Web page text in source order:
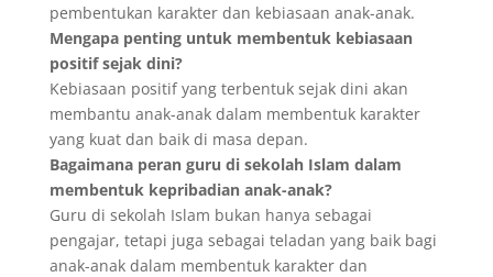
pembentukan karakter dan kebiasaan anak-anak.
Mengapa penting untuk membentuk kebiasaan
positif sejak dini?
Kebiasaan positif yang terbentuk sejak dini akan
membantu anak-anak dalam membentuk karakter
yang kuat dan baik di masa depan.
Bagaimana peran guru di sekolah Islam dalam
membentuk kepribadian anak-anak?
Guru di sekolah Islam bukan hanya sebagai
pengajar, tetapi juga sebagai teladan yang baik bagi
anak-anak dalam membentuk karakter dan